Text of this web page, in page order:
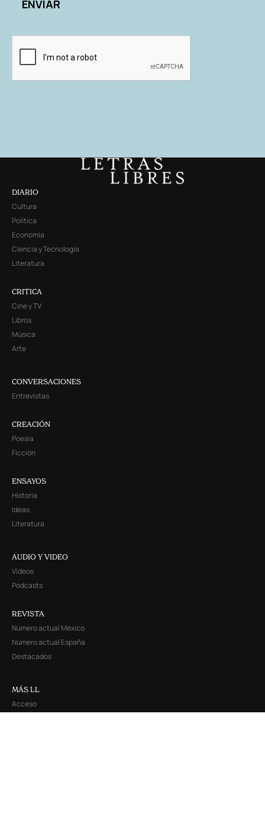
DIARIO
Cultura
Política
Economía
Ciencia y Tecnología
Literatura
CRITICA
Cine y TV
Libros
Música
Arte
CONVERSACIONES
Entrevistas
CREACIÓN
Poesía
Ficción
ENSAYOS
Historia
Ideas
Literatura
AUDIO Y VIDEO
Videos
Podcasts
REVISTA
Número actual México
Número actual España
Destacados
MÁS LL
Acceso